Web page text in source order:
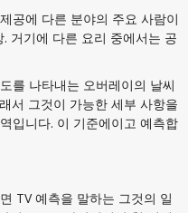
공에 다른 분야의 주요 사람이
거기에 다른 요리 중에서는 공
를 나타내는 오버레이의 날씨
서 그것이 가능한 세부 사항을
입니다. 이 기준에이고 예측합
TV 예측을 말하는 그것의 일